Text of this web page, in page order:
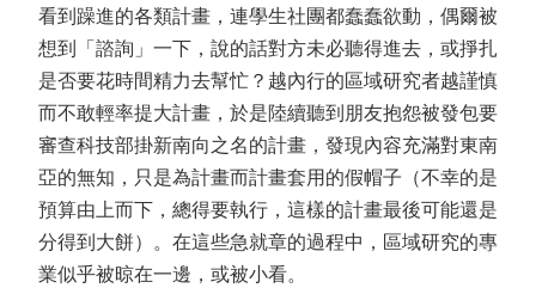
看到躁進的各類計畫，連學生社團都蠢蠢欲動，偶爾被
想到「諮詢」一下，說的話對方未必聽得進去，或掙扎
是否要花時間精力去幫忙？越內行的區域研究者越謹慎
而不敢輕率提大計畫，於是陸續聽到朋友抱怨被發包要
審查科技部掛新南向之名的計畫，發現內容充滿對東南
亞的無知，只是為計畫而計畫套用的假帽子（不幸的是
預算由上而下，總得要執行，這樣的計畫最後可能還是
分得到大餅）。在這些急就章的過程中，區域研究的專
業似乎被晾在一邊，或被小看。